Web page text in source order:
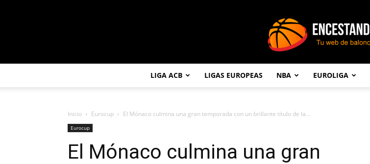
LIGA ACB LIGAS EUROPEAS NBA EUROLIGA
Inicio Eurocup El Mónaco culmina una gran temporada con un brillante título de la...
Eurocup
El Mónaco culmina una gran